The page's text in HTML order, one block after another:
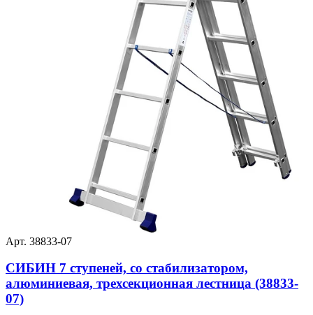
Арт. 38833-07
СИБИН 7 ступеней, со стабилизатором,
алюминиевая, трехсекционная лестница (38833-
07)